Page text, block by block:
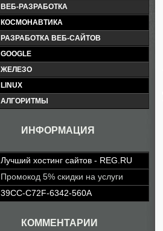
ВЕБ-РАЗРАБОТКА
КОСМОНАВТИКА
РАЗРАБОТКА ВЕБ-САЙТОВ
GOOGLE
ЖЕЛЕЗО
LINUX
АЛГОРИТМЫ
ИНФОРМАЦИЯ
Лучший хостинг сайтов - REG.RU
Промокод 5% скидки на услуги
39CC-C72F-6342-560A
КОММЕНТАРИИ